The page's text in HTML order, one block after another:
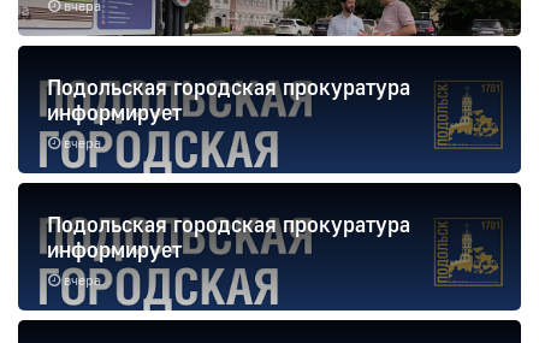
вчера
вчера
Подольская городская прокуратура
информирует
вчера
Подольская городская прокуратура
информирует